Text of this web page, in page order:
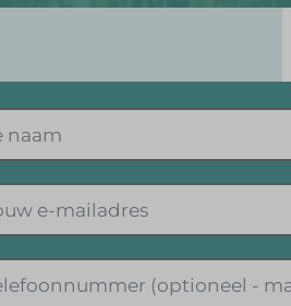
met Ilse